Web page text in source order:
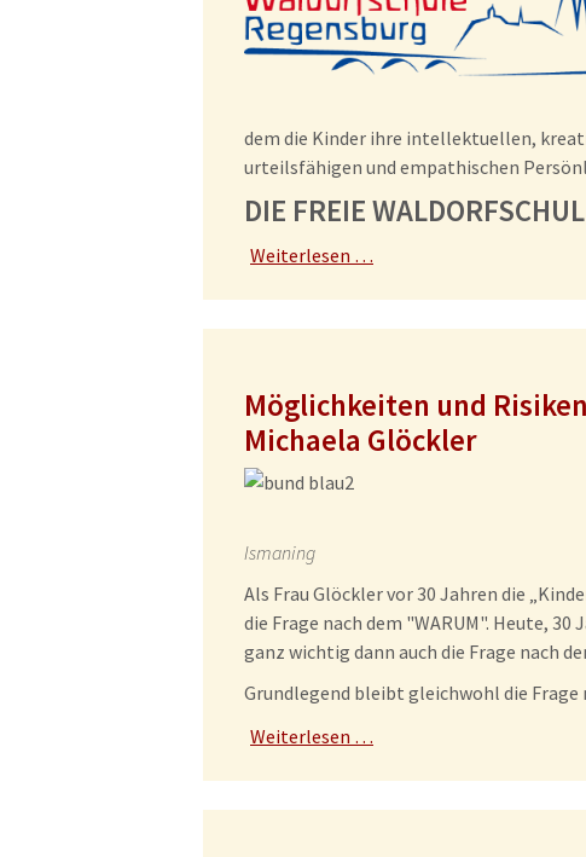
dem die Kinder ihre intellektuellen,
urteilsfähigen und empathischen
DIE FREIE
Weiterlesen …
Möglichkeiten und
Michaela Glöckler
Ismaning
Als Frau Glöckler vor 30 Jahren die
die Frage nach dem "WARUM". Heute,
ganz wichtig dann auch die Frage nach
Grundlegend bleibt gleichwohl die Frage
Weiterlesen …